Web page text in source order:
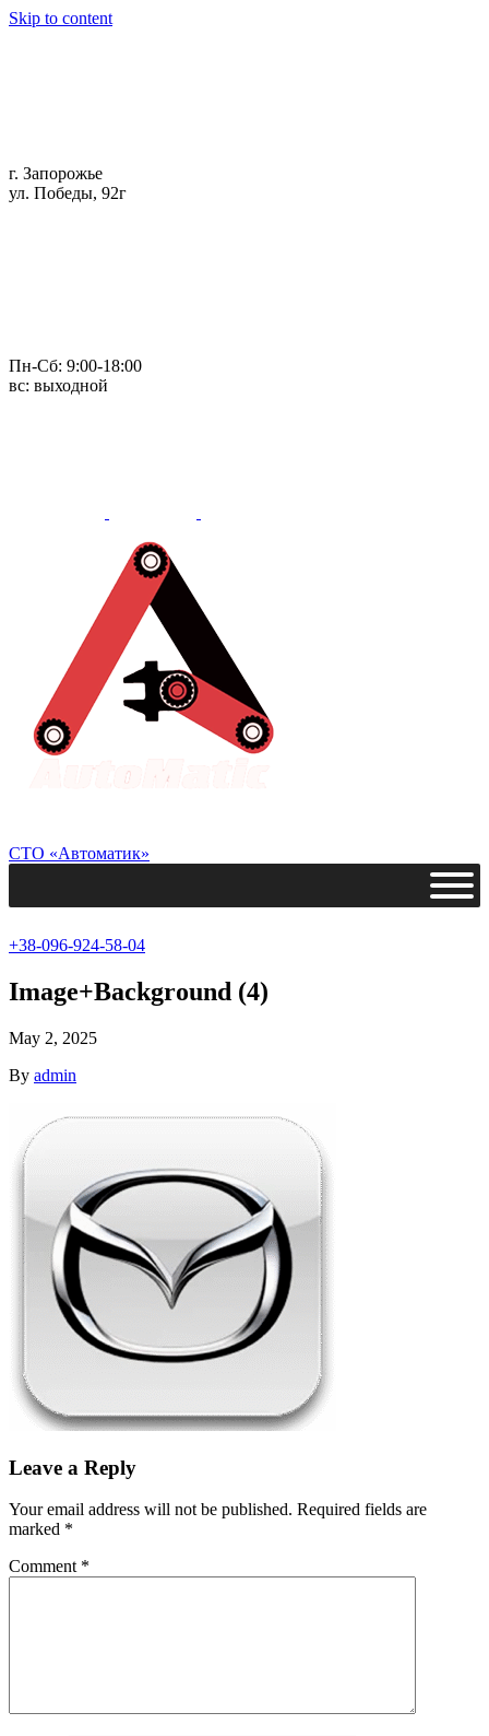
Skip to content
г. Запорожье
ул. Победы, 92г
Пн-Сб: 9:00-18:00
вс: выходной
СТО «Автоматик»
+38-096-924-58-04
Image+Background (4)
May 2, 2025
By admin
Leave a Reply
Your email address will not be published. Required fields are
marked *
Comment *